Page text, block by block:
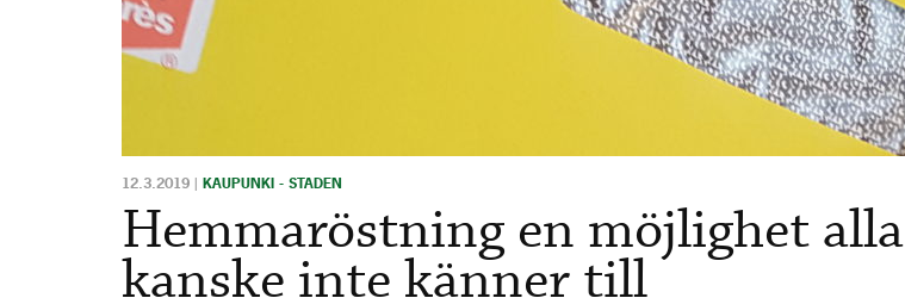
12.3.2019 | KAUPUNKI - STADEN
Hemmaröstning en möjlighet alla
kanske inte känner till